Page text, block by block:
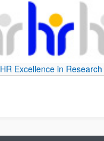
HR Excellence in Research